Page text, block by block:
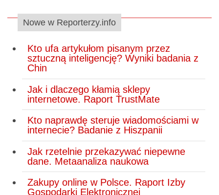
Nowe w Reporterzy.info
Kto ufa artykułom pisanym przez
sztuczną inteligencję? Wyniki badania z
Chin
Jak i dlaczego kłamią sklepy
internetowe. Raport TrustMate
Kto naprawdę steruje wiadomościami w
internecie? Badanie z Hiszpanii
Jak rzetelnie przekazywać niepewne
dane. Metaanaliza naukowa
Zakupy online w Polsce. Raport Izby
Gospodarki Elektronicznej